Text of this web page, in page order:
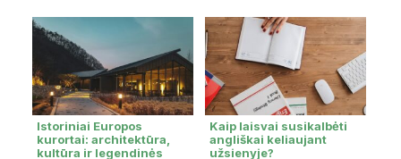
Istoriniai Europos
kurortai: architektūra,
kultūra ir legendinės
Kaip laisvai susikalbėti
angliškai keliaujant
užsienyje?